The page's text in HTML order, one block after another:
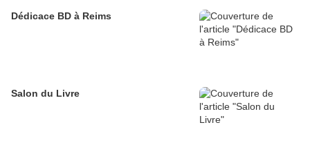
Dédicace BD à Reims
Salon du Livre